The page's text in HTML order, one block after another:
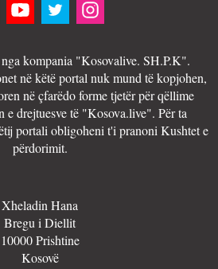
kompania "Kosovalive. SH.P.K".
në këtë portal nuk mund të kopjohen,
në çfarëdo forme tjetër për qëllime
drejtuesve të "Kosova.live". Për ta
portali obligoheni t'i pranoni Kushtet e
përdorimit.
Xheladin Hana
Bregu i Diellit
10000 Prishtine
Kosovë